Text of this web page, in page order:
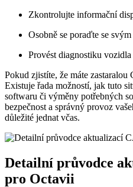
Zkontrolujte informační
Osobně se poraďte se
Provést diagnostiku
Pokud⁢ zjistíte, že máte
Existuje řada možností, jak ⁤tuto
softwaru či výměny potřebných
bezpečnost a správný provoz
důležité jednat včas.
Detailní průvodce
pro Octavii